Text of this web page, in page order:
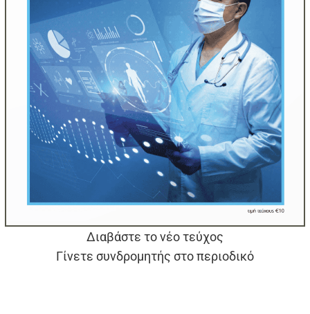
Διαβάστε το νέο τεύχος
Γίνετε συνδρομητής στο περιοδικό